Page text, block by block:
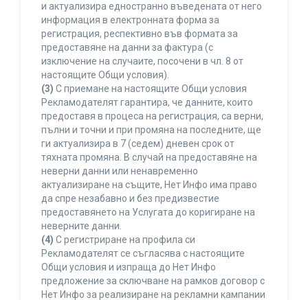
и актуализира едностранно въведената от него
информация в електронната форма за
регистрация, респективно във формата за
предоставяне на данни за фактура (с
изключение на случаите, посочени в чл. 8 от
настоящите Общи условия).
(3) С приемане на настоящите Общи условия
Рекламодателят гарантира, че данните, които
предоставя в процеса на регистрация, са верни,
пълни и точни и при промяна на последните, ще
ги актуализира в 7 (седем) дневен срок от
тяхната промяна. В случай на предоставяне на
неверни данни или ненавременно
актуализиране на същите, Нет Инфо има право
да спре незабавно и без предизвестие
предоставянето на Услугата до коригиране на
неверните данни.
(4) С регистриране на профила си
Рекламодателят се съгласява с настоящите
Общи условия и изпраща до Нет Инфо
предложение за сключване на рамков договор с
Нет Инфо за реализиране на рекламни кампании